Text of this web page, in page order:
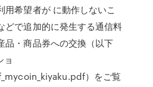
用希望者が に動作しないこ
どで追加的に発生する通信料
品・商品券への交換（以下
ョ
）をご覧